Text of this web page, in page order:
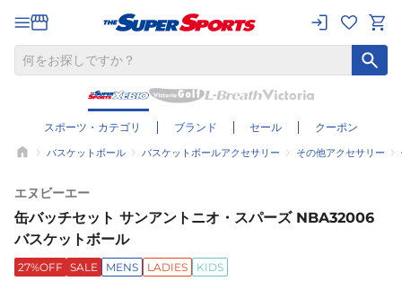
スポーツ・カテゴリ ブランド セール クーポン
バスケットボール バスケットボールアクセサリー その他アクセサリー
エヌビーエー
缶バッチセット サンアントニオ・スパーズ NBA32006
バスケットボール
27%OFF SALE MENS LADIES KIDS